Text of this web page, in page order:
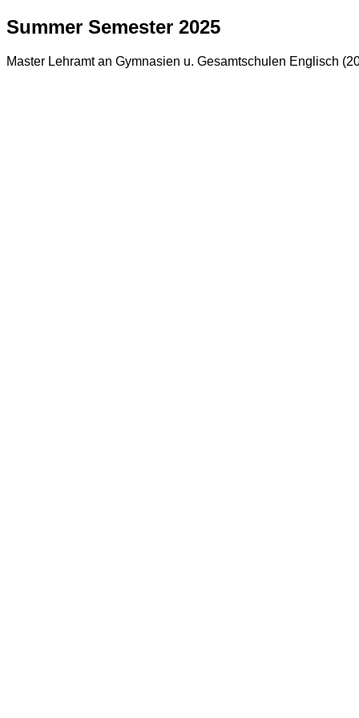
Summer Semester 2025
Master Lehramt an Gymnasien u. Gesamtschulen Englisch